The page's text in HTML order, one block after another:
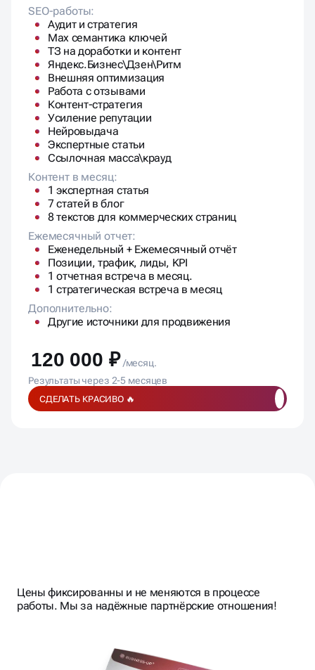
SEO-работы:
Аудит и стратегия
Max семантика ключей
ТЗ на доработки и контент
Яндекс.Бизнес\Дзен\Ритм
Внешняя оптимизация
Работа с отзывами
Контент-стратегия
Усиление репутации
Нейровыдача
Экспертные статьи
Ссылочная масса\крауд
Контент в месяц:
1 экспертная статья
7 статей в блог
8 текстов для коммерческих страниц
Ежемесячный отчет:
Еженедельный + Ежемесячный отчёт
Позиции, трафик, лиды, KPI
1 отчетная встреча в месяц.
1 стратегическая встреча в месяц
Дополнительно:
Другие источники для продвижения
120 000 ₽ /месяц.
Результаты через 2-5 месяцев
СДЕЛАТЬ КРАСИВО 🔥
СОГЛАСОВЫВАЕМЭТАПЫ И
Цены фиксированны и не меняются в процессе
работы. Мы за надёжные партнёрские отношения!